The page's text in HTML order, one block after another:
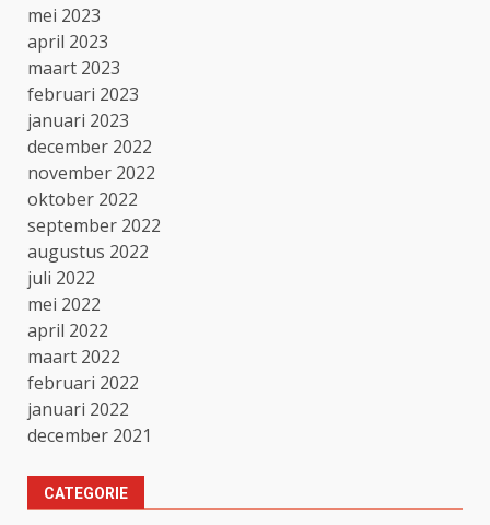
mei 2023
april 2023
maart 2023
februari 2023
januari 2023
december 2022
november 2022
oktober 2022
september 2022
augustus 2022
juli 2022
mei 2022
april 2022
maart 2022
februari 2022
januari 2022
december 2021
CATEGORIE